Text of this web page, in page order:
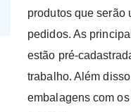
produtos que serão
pedidos. As
estão pré-
trabalho. Além
embalagens com